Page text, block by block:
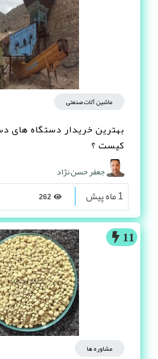
ماشین آلات صنعتی
بهترین خریدار دستگاه
کیست ؟
جعفر حسن نژاد
1 ماه پیش
11
مشاوره ها